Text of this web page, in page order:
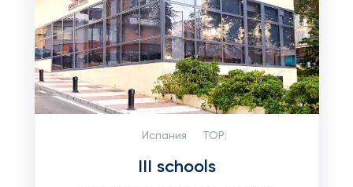
Испания TOP:
III schools